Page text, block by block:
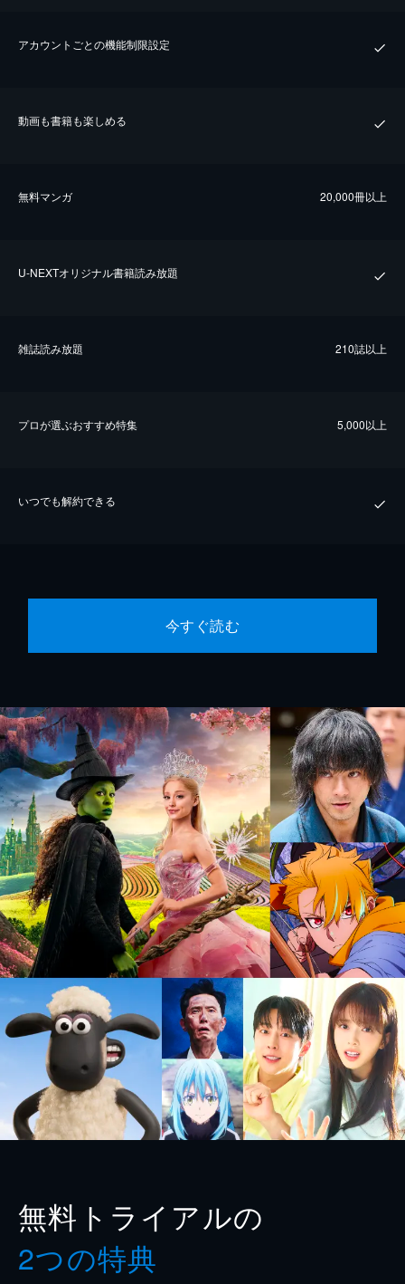
アカウントごとの機能制限設定
動画も書籍も楽しめる
無料マンガ 20,000冊以上
U-NEXTオリジナル書籍読み放題
雑誌読み放題 210誌以上
プロが選ぶおすすめ特集 5,000以上
いつでも解約できる
今すぐ読む
無料トライアルの
2つの特典